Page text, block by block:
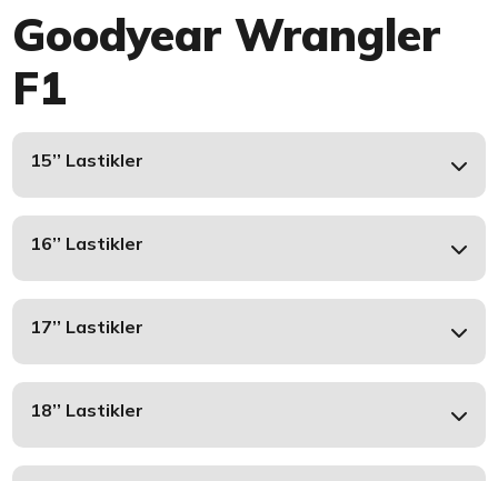
Goodyear Wrangler
F1
15’’ Lastikler
16’’ Lastikler
17’’ Lastikler
18’’ Lastikler